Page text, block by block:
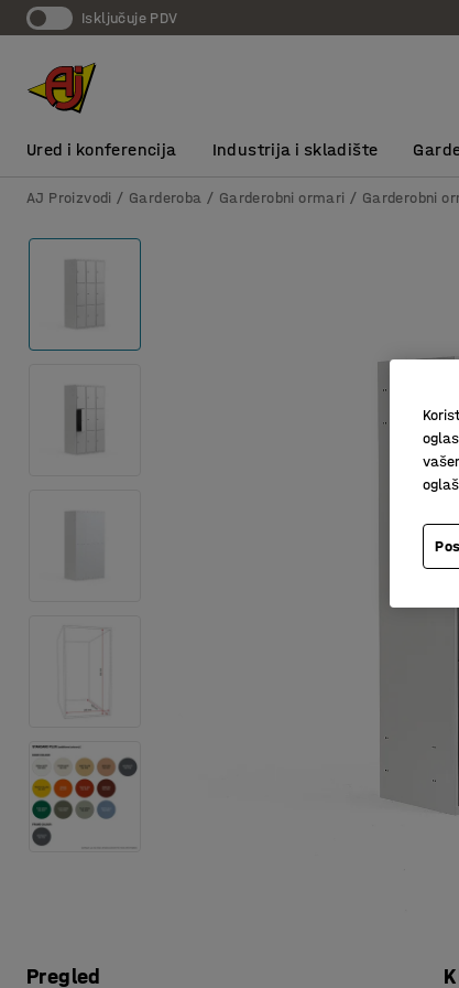
Isključuje PDV
Ured i konferencija Industrija i skladište
AJ Proizvodi Garderoba Garderobni ormari Garderobni
Pregled